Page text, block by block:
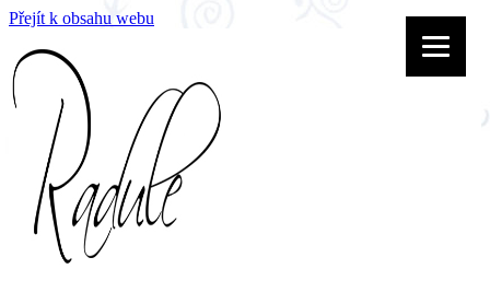
Přejít k obsahu webu